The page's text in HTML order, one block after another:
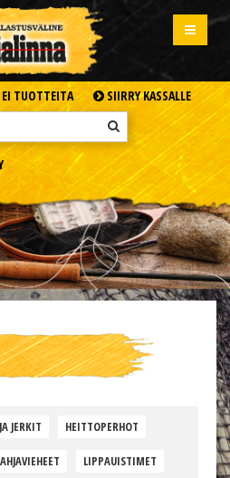
EI TUOTTEITA SIIRRY KASSALLE
JERKIT HEITTOPERHOT
LIPPAUISTIMET